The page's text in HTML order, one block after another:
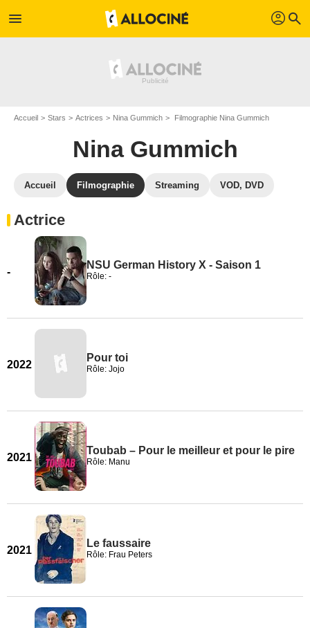
menu profil search
Accueil Stars Actrices Nina Gummich Filmographie Nina Gummich
Nina Gummich
Accueil Filmographie Streaming VOD, DVD
Actrice
-
NSU German History X - Saison 1
Rôle: -
2022
Pour toi
Rôle: Jojo
2021
Toubab – Pour le meilleur et pour le pire
Rôle: Manu
2021
Le faussaire
Rôle: Frau Peters